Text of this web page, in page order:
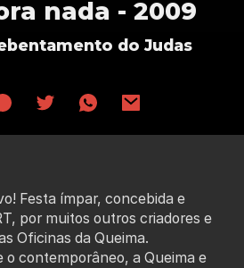
nada - 2009
do Judas
Festa ímpar, concebida e
por muitos outros criadores e
Oficinas da Queima.
o contemporâneo, a Queima e